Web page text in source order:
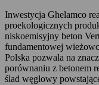
Inwestycja Ghelamco
proekologicznych
niskoemisyjny beton
fundamentowej
Polska pozwala na
porównaniu z betonem
ślad węglowy